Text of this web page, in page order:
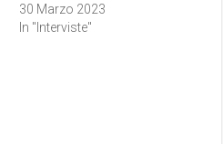
30 Marzo 2023
In "Interviste"